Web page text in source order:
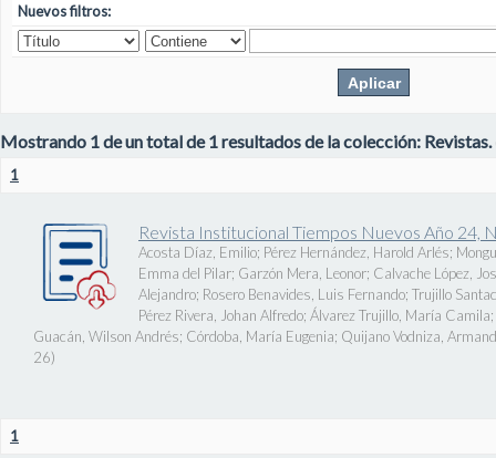
Nuevos filtros:
Mostrando 1 de un total de 1 resultados de la colección: Revistas.
1
Revista Institucional Tiempos Nuevos Año 24,
Acosta Díaz, Emilio; Pérez Hernández, Harold Arlés;
Emma del Pilar; Garzón Mera, Leonor; Calvache López,
Alejandro; Rosero Benavides, Luis Fernando; Trujillo
Pérez Rivera, Johan Alfredo; Álvarez Trujillo, María Camila;
Guacán, Wilson Andrés; Córdoba, María Eugenia; Quijano Vodniza,
26)
1